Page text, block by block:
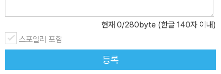
와 인내로 견뎌 내는 사역자 아내들이 세상 사람들에게 전하는 현장
현재 0/280byte (한글 140자 이내)
스포일러 포함
등록